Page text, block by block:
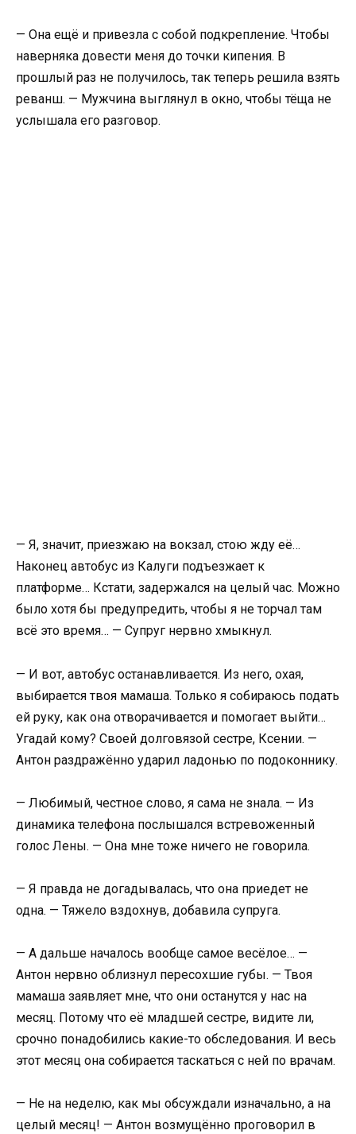
— Она ещё и привезла с собой подкрепление. Чтобы
наверняка довести меня до точки кипения. В
прошлый раз не получилось, так теперь решила взять
реванш. — Мужчина выглянул в окно, чтобы тёща не
услышала его разговор.
— Я, значит, приезжаю на вокзал, стою жду её…
Наконец автобус из Калуги подъезжает к
платформе… Кстати, задержался на целый час. Можно
было хотя бы предупредить, чтобы я не торчал там
всё это время… — Супруг нервно хмыкнул.
— И вот, автобус останавливается. Из него, охая,
выбирается твоя мамаша. Только я собираюсь подать
ей руку, как она отворачивается и помогает выйти…
Угадай кому? Своей долговязой сестре, Ксении. —
Антон раздражённо ударил ладонью по подоконнику.
— Любимый, честное слово, я сама не знала. — Из
динамика телефона послышался встревоженный
голос Лены. — Она мне тоже ничего не говорила.
— Я правда не догадывалась, что она приедет не
одна. — Тяжело вздохнув, добавила супруга.
— А дальше началось вообще самое весёлое… —
Антон нервно облизнул пересохшие губы. — Твоя
мамаша заявляет мне, что они останутся у нас на
месяц. Потому что её младшей сестре, видите ли,
срочно понадобились какие-то обследования. И весь
этот месяц она собирается таскаться с ней по врачам.
— Не на неделю, как мы обсуждали изначально, а на
целый месяц! — Антон возмущённо проговорил в